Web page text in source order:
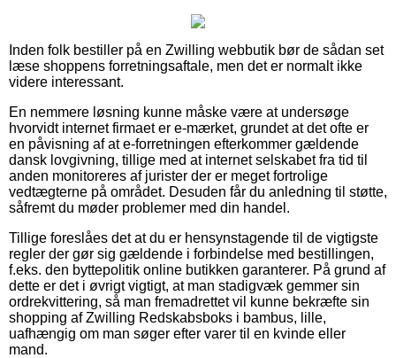
Inden folk bestiller på en Zwilling webbutik bør de sådan set
læse shoppens forretningsaftale, men det er normalt ikke
videre interessant.
En nemmere løsning kunne måske være at undersøge
hvorvidt internet firmaet er e-mærket, grundet at det ofte er
en påvisning af at e-forretningen efterkommer gældende
dansk lovgivning, tillige med at internet selskabet fra tid til
anden monitoreres af jurister der er meget fortrolige
vedtægterne på området. Desuden får du anledning til støtte,
såfremt du møder problemer med din handel.
Tillige foreslåes det at du er hensynstagende til de vigtigste
regler der gør sig gældende i forbindelse med bestillingen,
f.eks. den byttepolitik online butikken garanterer. På grund af
dette er det i øvrigt vigtigt, at man stadigvæk gemmer sin
ordrekvittering, så man fremadrettet vil kunne bekræfte sin
shopping af Zwilling Redskabsboks i bambus, lille,
uafhængig om man søger efter varer til en kvinde eller
mand.